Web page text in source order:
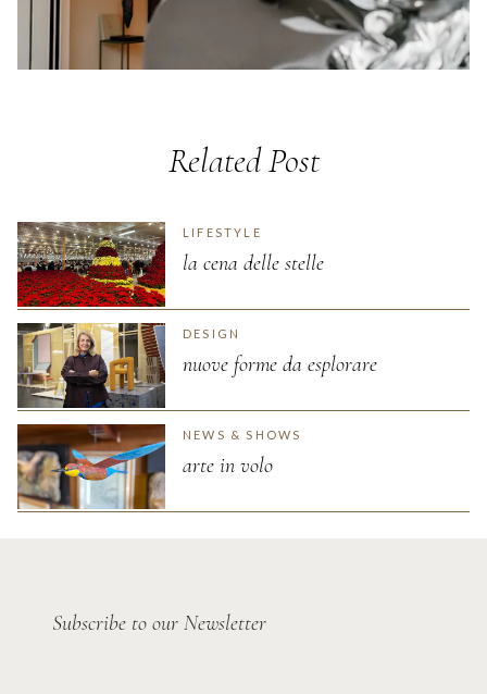
Related Post
LIFESTYLE
la cena delle stelle
DESIGN
nuove forme da esplorare
NEWS & SHOWS
arte in volo
Subscribe to our Newsletter